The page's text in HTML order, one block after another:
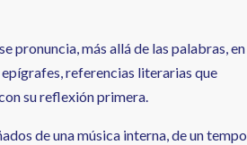
pronuncia, más allá de las palabras, en
referencias literarias que
su reflexión primera.
de una música interna, de un tempo